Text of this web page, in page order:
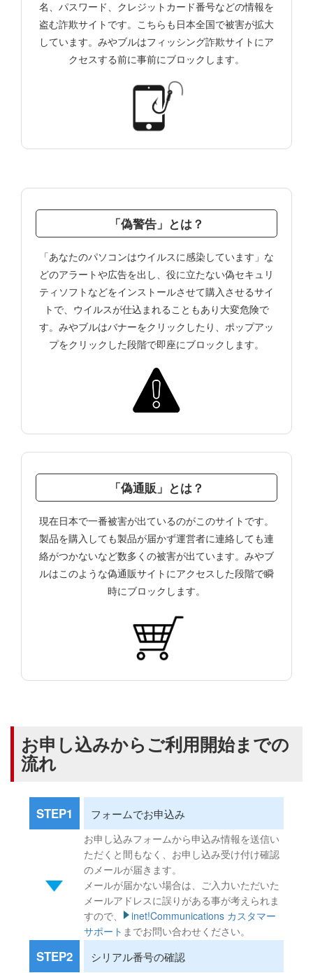
名、パスワード、クレジットカード番号などの情報を
盗む詐欺サイトです。こちらも日本全国で被害が拡大
しています。みやブルはフィッシング詐欺サイトにア
クセスする前に事前にブロックします。
「偽警告」とは？
「あなたのパソコンはウイルスに感染しています」な
どのアラートや広告を出し、役に立たない偽セキュリ
ティソフトなどをインストールさせて購入させるサイ
トで、ウイルスが仕込まれることもあり大変危険で
す。みやブルはバナーをクリックしたり、ポップアッ
プをクリックした段階で即座にブロックします。
「偽通販」とは？
現在日本で一番被害が出ているのがこのサイトです。
製品を購入しても製品が届かず運営者に連絡しても連
絡がつかないなど数多くの被害が出ています。みやブ
ルはこのような偽通販サイトにアクセスした段階で瞬
時にブロックします。
お申し込みからご利用開始までの
流れ
STEP1 フォームでお申込み
お申し込みフォームから申込み情報を送信い
ただくと間もなく、お申し込み受け付け確認
のメールが届きます。
メールが届かない場合は、ご入力いただいた
メールアドレスに誤りがある事が考えられま
すので、
inet!Communications カスタマー
サポート までお問い合わせください。
STEP2 シリアル番号の確認